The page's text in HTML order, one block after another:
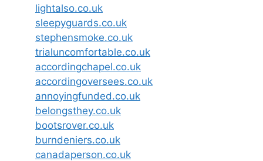
lightalso.co.uk
sleepyguards.co.uk
stephensmoke.co.uk
trialuncomfortable.co.uk
accordingchapel.co.uk
accordingoversees.co.uk
annoyingfunded.co.uk
belongsthey.co.uk
bootsrover.co.uk
burndeniers.co.uk
canadaperson.co.uk